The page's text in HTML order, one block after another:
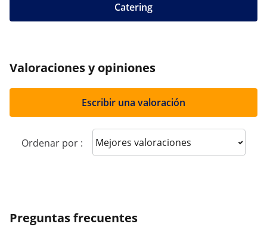
Catering
Valoraciones y opiniones
Escribir una valoración
Ordenar por : Sort reviews
Preguntas frecuentes